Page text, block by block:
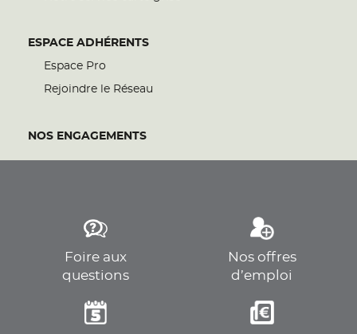
ESPACE ADHÉRENTS
Espace Pro
Rejoindre le Réseau
NOS ENGAGEMENTS
Foire aux
questions
Nos offres
d’emploi